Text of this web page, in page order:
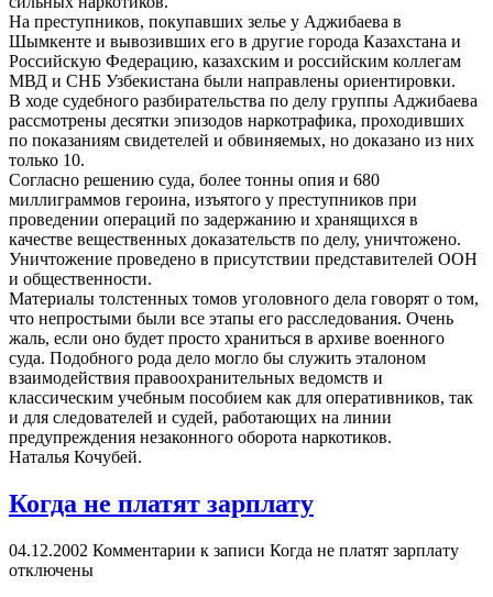
На преступников, покупавших зелье у Аджибаева в
Шымкенте и вывозивших его в другие города Казахстана и
Российскую Федерацию, казахским и российским коллегам
МВД и СНБ Узбекистана были направлены ориентировки.
В ходе судебного разбирательства по делу группы Аджибаева
рассмотрены десятки эпизодов наркотрафика, проходивших
по показаниям свидетелей и обвиняемых, но доказано из них
только 10.
Согласно решению суда, более тонны опия и 680
миллиграммов героина, изъятого у преступников при
проведении операций по задержанию и хранящихся в
качестве вещественных доказательств по делу, уничтожено.
Уничтожение проведено в присутствии представителей ООН
и общественности.
Материалы толстенных томов уголовного дела говорят о том,
что непростыми были все этапы его расследования. Очень
жаль, если оно будет просто храниться в архиве военного
суда. Подобного рода дело могло бы служить эталоном
взаимодействия правоохранительных ведомств и
классическим учебным пособием как для оперативников, так
и для следователей и судей, работающих на линии
предупреждения незаконного оборота наркотиков.
Наталья Кочубей.
Когда не платят зарплату
04.12.2002 Комментарии к записи Когда не платят зарплату
отключены